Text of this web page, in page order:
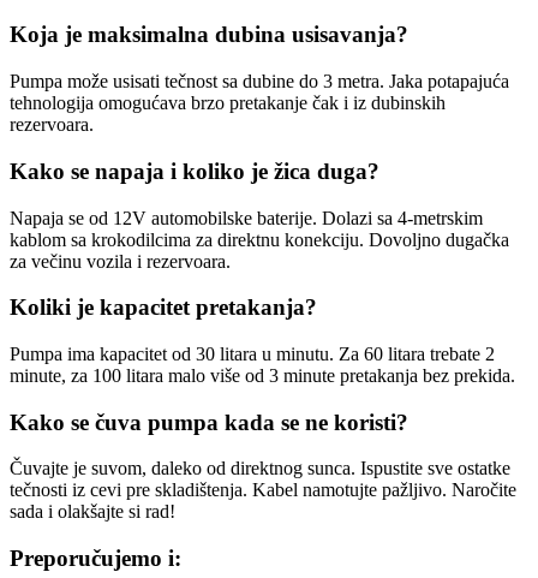
Koja je maksimalna dubina usisavanja?
Pumpa može usisati tečnost sa dubine do 3 metra. Jaka potapajuća
tehnologija omogućava brzo pretakanje čak i iz dubinskih
rezervoara.
Kako se napaja i koliko je žica duga?
Napaja se od 12V automobilske baterije. Dolazi sa 4-metrskim
kablom sa krokodilcima za direktnu konekciju. Dovoljno dugačka
za večinu vozila i rezervoara.
Koliki je kapacitet pretakanja?
Pumpa ima kapacitet od 30 litara u minutu. Za 60 litara trebate 2
minute, za 100 litara malo više od 3 minute pretakanja bez prekida.
Kako se čuva pumpa kada se ne koristi?
Čuvajte je suvom, daleko od direktnog sunca. Ispustite sve ostatke
tečnosti iz cevi pre skladištenja. Kabel namotujte pažljivo. Naročite
sada i olakšajte si rad!
Preporučujemo i: